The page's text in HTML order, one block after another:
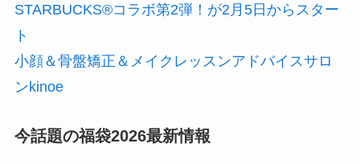
STARBUCKS®コラボ第2弾！が2月5日からスター
ト
小顔＆骨盤矯正＆メイクレッスンアドバイスサロ
ンkinoe
今話題の福袋2026最新情報